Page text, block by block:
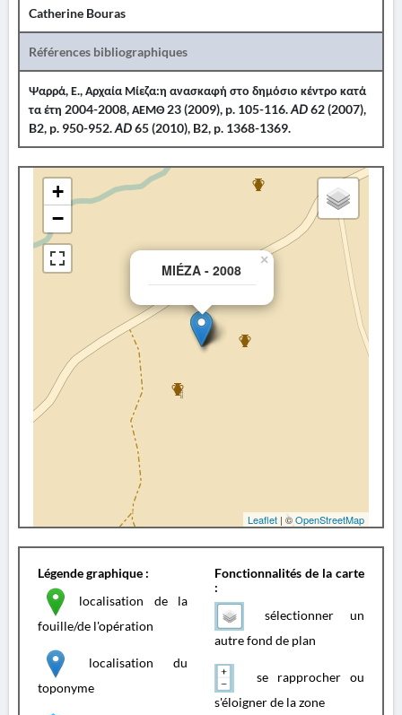
Catherine Bouras
Références bibliographiques
Ψαρρά, Ε., Αρχαία Μίεζα:η ανασκαφή στο δημόσιο κέντρο κατά
τα έτη 2004-2008, ΑΕΜΘ 23 (2009), p. 105-116.AD62 (2007),
B2, p. 950-952.AD65 (2010), B2, p. 1368-1369.
MIÉZA - 2008
×
+
−
Leaflet | ©OpenStreetMap
Légende graphique :
localisation de la
fouille/de l'opération
localisation du
toponyme
Fonctionnalités de la carte
:
sélectionner un
autre fond de plan
se rapprocher ou
s'éloigner de la zone